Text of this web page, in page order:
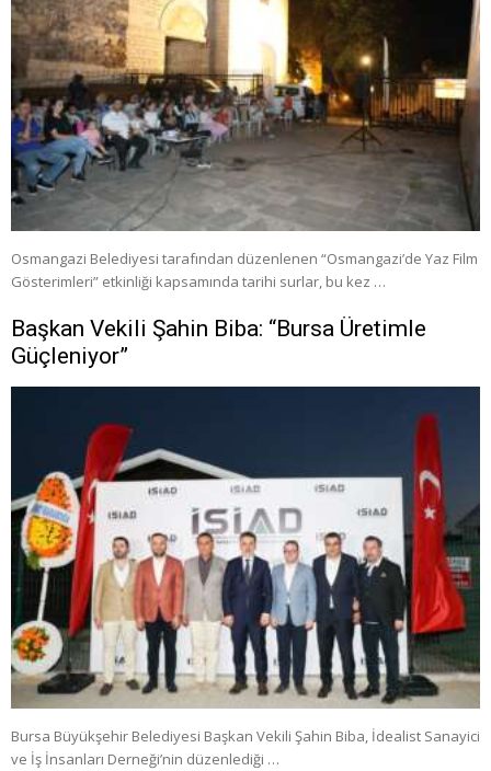
Osmangazi Belediyesi tarafından düzenlenen “Osmangazi’de Yaz Film
Gösterimleri” etkinliği kapsamında tarihi surlar, bu kez …
Başkan Vekili Şahin Biba: “Bursa Üretimle
Güçleniyor”
Bursa Büyükşehir Belediyesi Başkan Vekili Şahin Biba, İdealist Sanayici
ve İş İnsanları Derneği’nin düzenlediği …